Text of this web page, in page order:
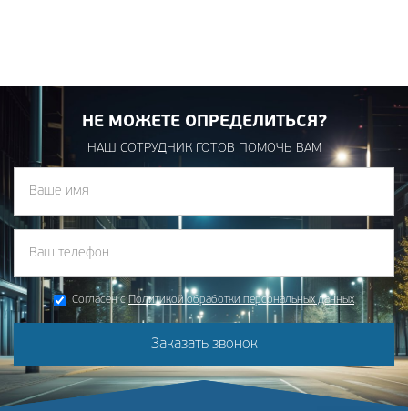
НЕ МОЖЕТЕ ОПРЕДЕЛИТЬСЯ?
НАШ СОТРУДНИК ГОТОВ ПОМОЧЬ ВАМ
Согласен с Политикой обработки персональных данных
Заказать звонок